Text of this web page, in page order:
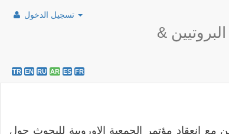
TR EN RU AR ES FR
مع انعقاد مؤتمر الجمعية الاوروبية للبحوث حول